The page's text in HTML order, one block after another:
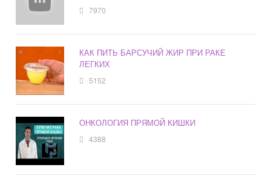
7970
КАК ПИТЬ БАРСУЧИЙ ЖИР ПРИ РАКЕ
ЛЕГКИХ
5152
ОНКОЛОГИЯ ПРЯМОЙ КИШКИ
4388